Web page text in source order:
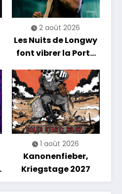
2 août 2026
Les Nuits de Longwy
font vibrer la Porte
soirée entre
découvertes et
énergie reggae
1 août 2026
Kanonenfieber,
Kriegstage 2027